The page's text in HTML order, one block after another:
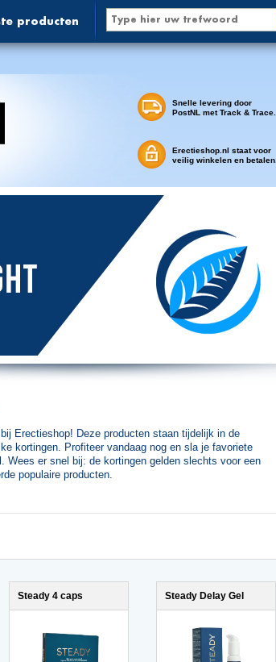
producten
Snelle levering door
PostNL met Track & Trace.
Erectieshop.nl staat voor
veilig winkelen en betalen.
Erectieshop! Deze producten staan tijdelijk in de
kortingen. Profiteer vandaag nog en sla je favoriete
Wees er snel bij: de kortingen gelden slechts voor een
populaire producten.
Steady 4 caps Steady Delay Gel